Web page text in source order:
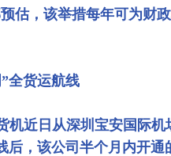
估，该举措每年可为财
全货运航线
机近日从深圳宝安国际
后，该公司半个月内开